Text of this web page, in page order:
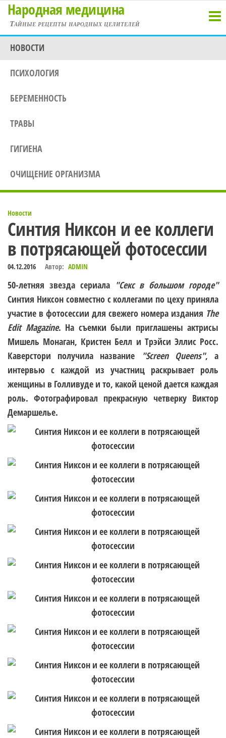
Перейти
содержимому
Народная медицина
Тайные рецепты народных целителей
НОВОСТИ
ПСИХОЛОГИЯ
БЕРЕМЕННОСТЬ
ТРАВЫ
ГИГИЕНА
ОЧИЩЕНИЕ ОРГАНИЗМА
Новости
Синтия Никсон и ее коллеги
в потрясающей фотосессии
04.12.2016 Автор: ADMIN
50-летняя звезда сериала "Секс в большом городе"
Синтия Никсонсовместно с коллегами по цеху приняла
участие в фотосессии для свежего номера издания The
Edit Magazine. На съемки были приглашены актрисы
Мишель Монаган, Кристен Белл и Трэйси Эллис Росс.
Каверстори получила название
"Screen Queens", а
интервью с каждой из участниц раскрывает роль
женщины в Голливуде и то, какой ценой дается каждая
роль. Фотографировал прекрасную четверку Виктор
Демаршелье.